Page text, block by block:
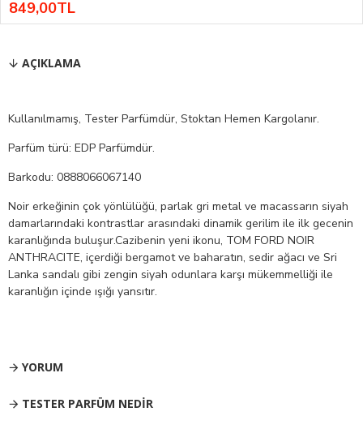
849,00TL
AÇIKLAMA
Kullanılmamış, Tester Parfümdür, Stoktan Hemen Kargolanır.
Parfüm türü: EDP Parfümdür.
Barkodu: 0888066067140
Noir erkeğinin çok yönlülüğü, parlak gri metal ve macassarın siyah
damarlarındaki kontrastlar arasındaki dinamik gerilim ile ilk gecenin
karanlığında buluşur.Cazibenin yeni ikonu, TOM FORD NOIR
ANTHRACITE, içerdiği bergamot ve baharatın, sedir ağacı ve Sri
Lanka sandalı gibi zengin siyah odunlara karşı mükemmelliği ile
karanlığın içinde ışığı yansıtır.
YORUM
TESTER PARFÜM NEDIR